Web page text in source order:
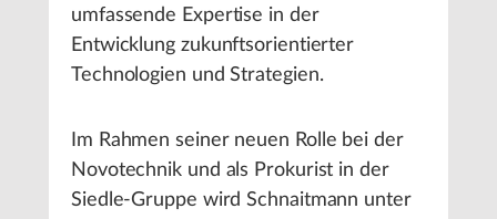
umfassende Expertise in der
Entwicklung zukunftsorientierter
Technologien und Strategien.
Im Rahmen seiner neuen Rolle bei der
Novotechnik und als Prokurist in der
Siedle-Gruppe wird Schnaitmann unter